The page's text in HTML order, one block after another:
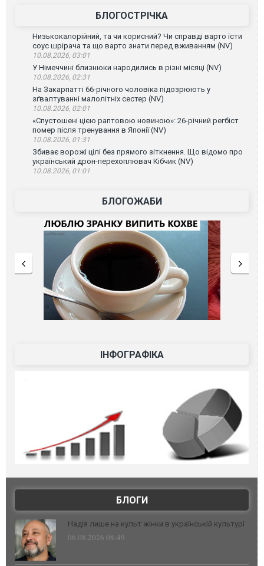
БЛОГОСТРІЧКА
Низькокалорійний, та чи корисний? Чи справді варто їсти
соус шрірача та що варто знати перед вживанням (NV)
10.08.2026, 03:01
У Німеччині близнюки народились в різні місяці (NV)
10.08.2026, 02:31
На Закарпатті 66-річного чоловіка підозрюють у
зґвалтуванні малолітніх сестер (NV)
10.08.2026, 02:01
«Спустошені цією раптовою новиною»: 26-річний регбіст
помер після тренування в Японії (NV)
10.08.2026, 01:31
Збиває ворожі цілі без прямого зіткнення. Що відомо про
український дрон-перехоплювач Кібчик (NV)
10.08.2026, 01:01
БЛОГОЖАБИ
ІНФОГРАФІКА
БЛОГИ
Надія лише на культ жінки в українській культурі
06.08.2026 08:49